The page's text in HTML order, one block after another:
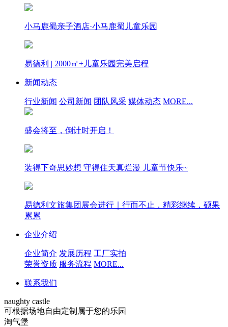
小马鹿蜀亲子酒店·小马鹿蜀儿童乐园
易德利 | 2000㎡+儿童乐园完美启程
新闻动态
行业新闻 公司新闻 团队风采 媒体动态 MORE...
盛会将至，倒计时开启！
装得下奇思妙想 守得住天真烂漫 儿童节快乐~
易德利文旅集团展会进行｜行而不止，精彩继续，硕果
累累
企业介绍
企业简介 发展历程 工厂实拍
荣誉资质 服务流程 MORE...
联系我们
naughty castle
可根据场地自由定制属于您的乐园
淘气堡